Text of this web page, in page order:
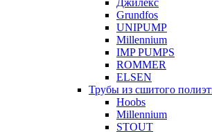
Джилекс
Grundfos
UNIPUMP
Millennium
IMP PUMPS
ROMMER
ELSEN
Трубы из сшитого
Hoobs
Millennium
STOUT